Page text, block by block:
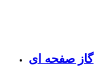
گاز صفحه ای